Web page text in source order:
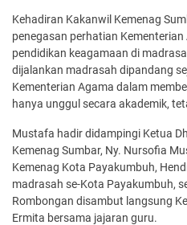
Kehadiran Kakanwil Kemenag
penegasan perhatian
pendidikan ke­agamaan di
dijalankan madrasah dipandang
Kementerian Agama dalam
hanya unggul secara akademik,
Mustafa hadir didam­pingi Ketua
Kemenag Sumbar, Ny. Nursofia
Kemenag Kota Payakumbuh,
madrasah se-Kota Payakumbuh,
Rombo­ngan disambut langsung
Ermita bersama jajaran guru.